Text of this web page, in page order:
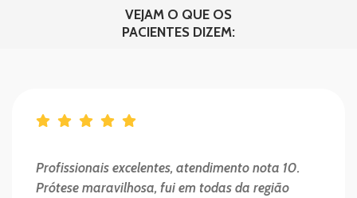
VEJAM O QUE OS
PACIENTES DIZEM:
Profissionais excelentes, atendimento nota 10.
Prótese maravilhosa, fui em todas da região